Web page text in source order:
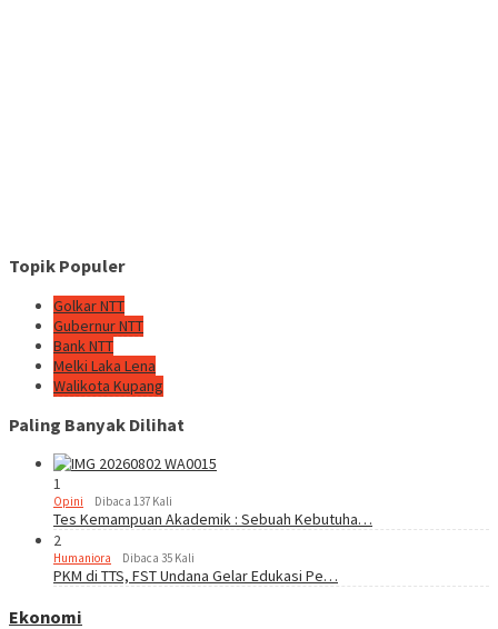
Topik Populer
Golkar NTT
Gubernur NTT
Bank NTT
Melki Laka Lena
Walikota Kupang
Paling Banyak Dilihat
1
Opini Dibaca 137 Kali
Tes Kemampuan Akademik : Sebuah Kebutuha…
2
Humaniora Dibaca 35 Kali
PKM di TTS, FST Undana Gelar Edukasi Pe…
Ekonomi